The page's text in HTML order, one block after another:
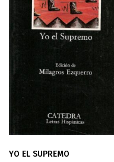
YO EL SUPREMO